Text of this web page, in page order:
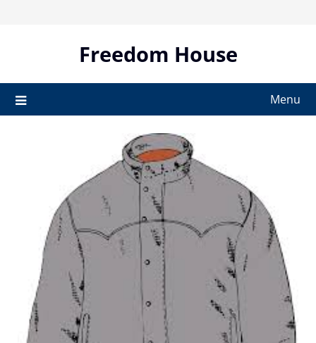
Freedom House
Menu